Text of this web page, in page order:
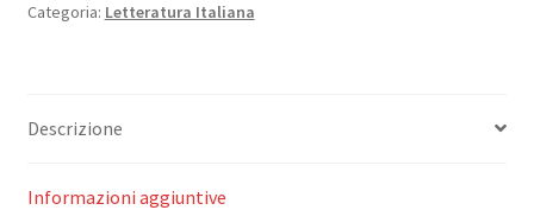
e
Estratto
volume
Categoria: Letteratura Italiana
Descrizione
Informazioni aggiuntive